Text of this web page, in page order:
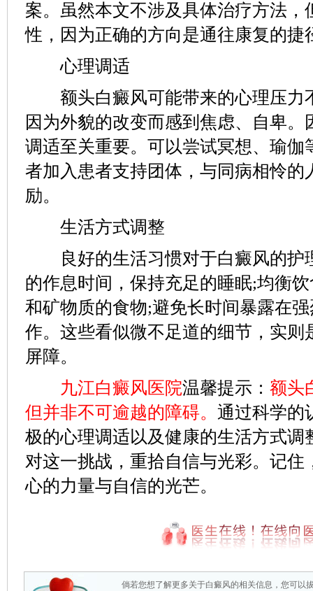
案。虽然本文不涉及具体治疗方法，
性，因为正确的方向是通往康复的捷
心理调适
额头白癜风可能带来的心理压力
因为外貌的改变而感到焦虑、自卑
调适至关重要。可以尝试冥想、瑜伽
者加入患者支持团体，与同病相怜的
励。
生活方式调整
良好的生活习惯对于白癜风的护
的作息时间，保持充足的睡眠;均衡
和矿物质的食物;避免长时间暴露在
作。这些看似微不足道的细节，实则
屏障。
九江白癜风医院温馨提示： 额头
但并非不可逾越的障碍。 通过科学的
极的心理调适以及健康的生活方式调
对这一挑战，重拾自信与光彩。记住
心的力量与自信的光芒。
倘若您想了解更多关于白癜风的相关信息，您可以